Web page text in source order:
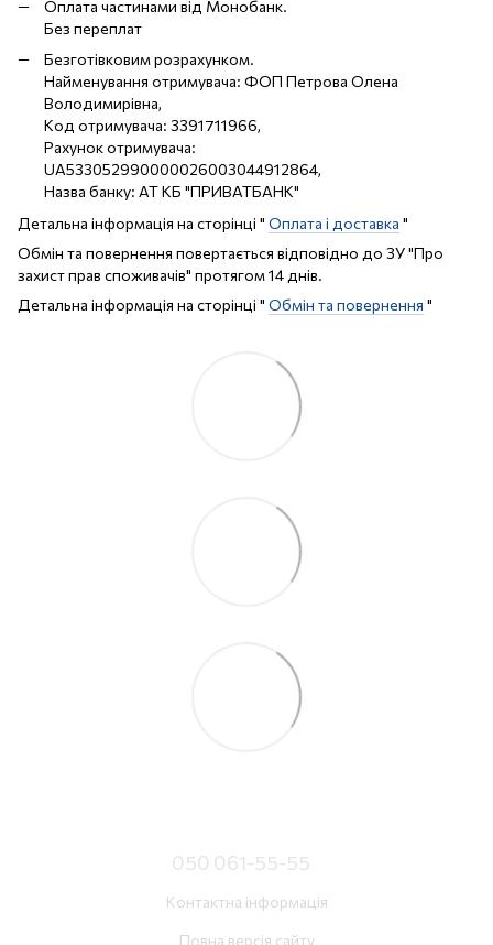
Оплата частинами від Монобанк.
Без переплат
Безготівковим розрахунком.
Найменування отримувача: ФОП Петрова Олена
Володимирівна,
Код отримувача: 3391711966,
Рахунок отримувача:
UA533052990000026003044912864,
Назва банку: АТ КБ "ПРИВАТБАНК"
Детальна інформація на сторінці " Оплата і доставка "
Обмін та повернення повертається відповідно до ЗУ "Про
захист прав споживачів" протягом 14 днів.
Детальна інформація на сторінці " Обмін та повернення "
050 061-55-55
Контактна інформація
Повна версія сайту